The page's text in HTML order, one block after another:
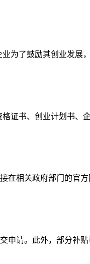
为了鼓励其创业发展
证书、创业计划书、
在相关政府部门的官
申请。此外，部分补